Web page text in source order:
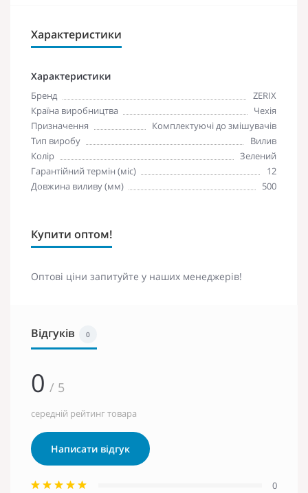
Характеристики
Характеристики
Бренд
ZERIX
Країна виробництва
Чехія
Призначення
Комплектуючі до змішувачів
Тип виробу
Вилив
Колір
Зелений
Гарантійний термін (міс)
12
Довжина виливу (мм)
500
Купити оптом!
Оптові ціни запитуйте у наших менеджерів!
Відгуків 0
0 / 5
середній рейтинг товара
Написати відгук
0